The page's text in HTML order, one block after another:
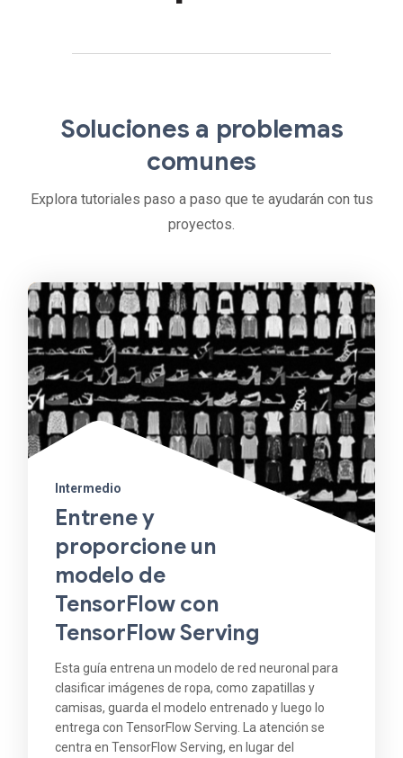
Soluciones a problemas
comunes
Explora tutoriales paso a paso que te ayudarán con tus
proyectos.
Intermedio
Entrene y
proporcione un
modelo de
TensorFlow con
TensorFlow Serving
Esta guía entrena un modelo de red neuronal para
clasificar imágenes de ropa, como zapatillas y
camisas, guarda el modelo entrenado y luego lo
entrega con TensorFlow Serving. La atención se
centra en TensorFlow Serving, en lugar del